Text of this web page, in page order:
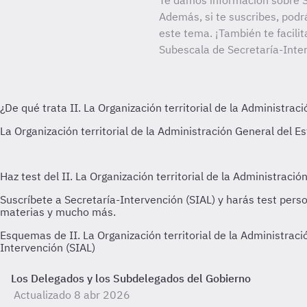
Además, si te suscribes,
este tema. ¡También te
Subescala de Secretaría-
Esquemas de II. La Organización territorial de la
Intervención (SIAL)
Los Delegados y los Subdelegados del Gobierno
Actualizado 8 abr 2026